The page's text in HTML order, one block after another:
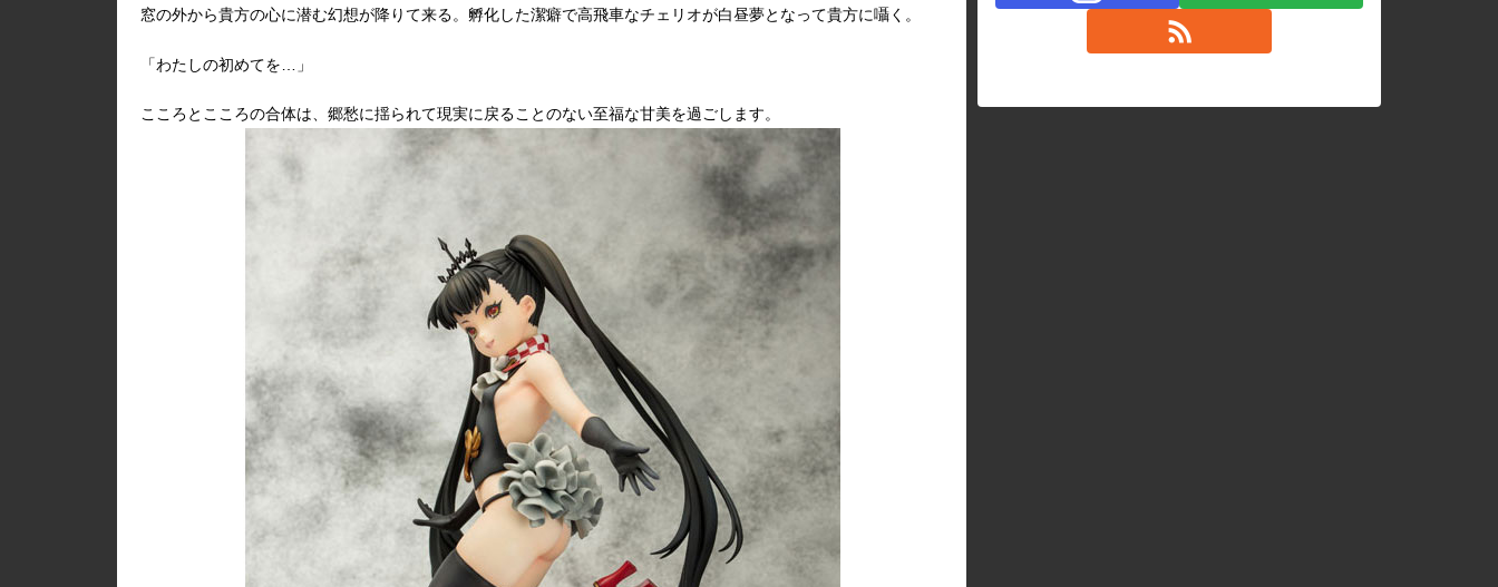
窓の外から貴方の心に潜む幻想が降りて来る。孵化した潔癖で高飛車なチェリオが白昼夢となって貴方に囁く。
「わたしの初めてを…」
こころとこころの合体は、郷愁に揺られて現実に戻ることのない至福な甘美を過ごします。